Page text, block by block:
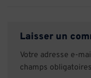
Laisser un
Votre adresse e-
champs